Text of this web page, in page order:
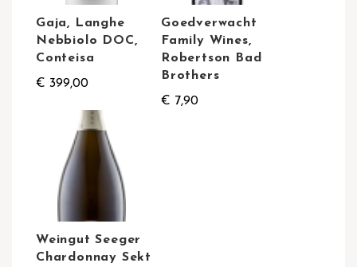
Gaja, Langhe
Nebbiolo DOC,
Conteisa
€ 399,00
Goedverwacht
Family Wines,
Robertson Bad
Brothers
€ 7,90
Weingut Seeger
Chardonnay Sekt